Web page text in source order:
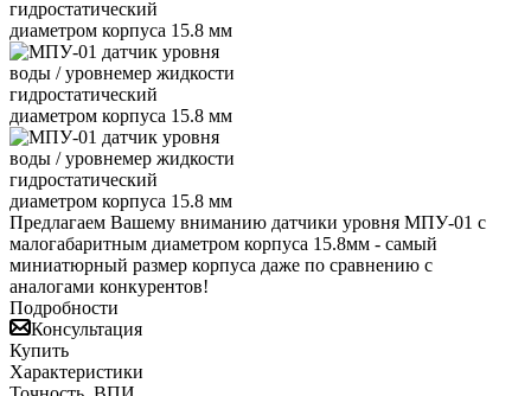
Предлагаем Вашему вниманию датчики уровня МПУ-01 с
малогабаритным диаметром корпуса 15.8мм - самый
миниатюрный размер корпуса даже по сравнению с
аналогами конкурентов!
Подробности
Консультация
Купить
Характеристики